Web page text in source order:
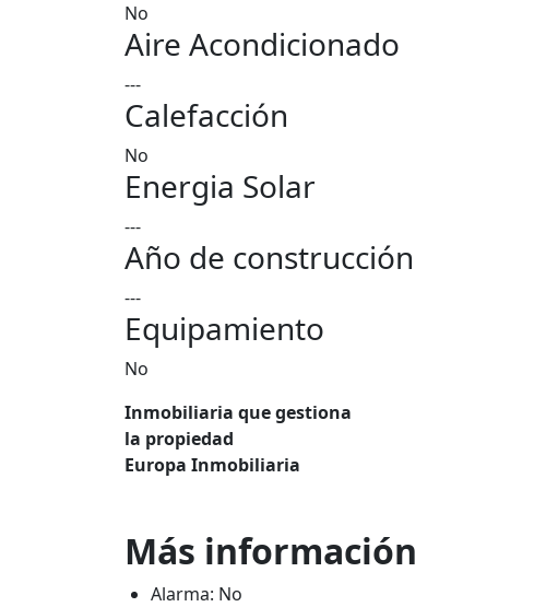
No
Aire Acondicionado
---
Calefacción
No
Energia Solar
---
Año de construcción
---
Equipamiento
No
Inmobiliaria que gestiona
la propiedad
Europa Inmobiliaria
Más información
Alarma: No